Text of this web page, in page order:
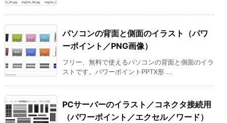
パソコンの背面と側面のイラスト（パワ
ーポイント／PNG画像）
フリー、無料で使えるパソコンの背面と側面のイラ
ストです。パワーポイントPPTX形 ...
PCサーバーのイラスト／コネクタ接続用
（パワーポイント／エクセル／ワード）